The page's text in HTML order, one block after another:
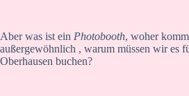
Aber was ist ein Photobooth, woher
außergewöhnlich , warum müssen wir es
Oberhausen buchen?